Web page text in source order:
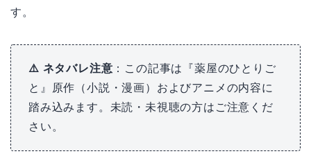
す。
⚠️ ネタバレ注意 ：この記事は『薬屋のひとりご
と』原作（小説・漫画）およびアニメの内容に
踏み込みます。未読・未視聴の方はご注意くだ
さい。